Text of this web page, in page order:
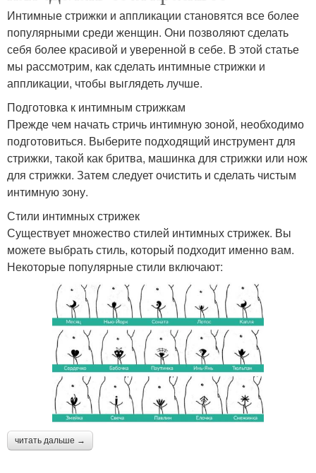
Интимные стрижки и аппликации становятся все более
популярными среди женщин. Они позволяют сделать
себя более красивой и уверенной в себе. В этой статье
мы рассмотрим, как сделать интимные стрижки и
аппликации, чтобы выглядеть лучше.
Подготовка к интимным стрижкам
Прежде чем начать стричь интимную зоной, необходимо
подготовиться. Выберите подходящий инструмент для
стрижки, такой как бритва, машинка для стрижки или нож
для стрижки. Затем следует очистить и сделать чистым
интимную зону.
Стили интимных стрижек
Существует множество стилей интимных стрижек. Вы
можете выбрать стиль, который подходит именно вам.
Некоторые популярные стили включают:
читать дальше →